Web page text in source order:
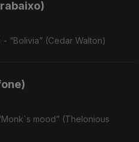
“Bolivia” (Cedar Walton)
mood” (Thelonious